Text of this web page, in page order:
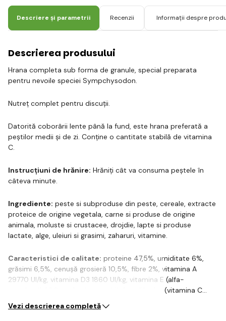
Descriere și parametrii Recenzii Informații despre
Descrierea produsului
Hrana completa sub forma de granule, special preparata
pentru nevoile speciei Sympchysodon.
Nutreț complet pentru discuții.
Datorită coborârii lente până la fund, este hrana preferată a
peștilor medii și de zi. Conține o cantitate stabilă de vitamina
C.
Instrucțiuni de hrănire: Hrăniți cât va consuma peștele în
câteva minute.
Ingrediente: peste si subproduse din peste, cereale, extracte
proteice de origine vegetala, carne si produse de origine
animala, moluste si crustacee, drojdie, lapte si produse
lactate, alge, uleiuri si grasimi, zaharuri, vitamine.
Caracteristici de calitate: proteine 47,5%, umiditate 6%,
grăsimi 6,5%, cenușă grosieră 10,5%, fibre 2%, vitamina A
29770 UI/kg, vitamina D3 1860 UI/kg, vitamina E (alfa-
tocoferol) 200 mg/kg, L-ascorbil-2-polifosfat (vitamina C…
Vezi descrierea completă